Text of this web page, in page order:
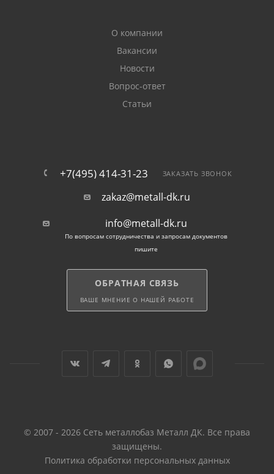
О компании
Вакансии
Новости
Вопрос-ответ
Статьи
+7(495) 414-31-23 ЗАКАЗАТЬ ЗВОНОК
zakaz@metall-dk.ru
info@metall-dk.ru
По вопросам сотрудничества и запросам документов
пишите
ОБРАТНАЯ СВЯЗЬ
ВАШЕ МНЕНИЕ О НАШЕЙ РАБОТЕ
© 2007 - 2026 Сеть металлобаз Металл ДК. Все права
защищены.
Политика обработки персональных данных